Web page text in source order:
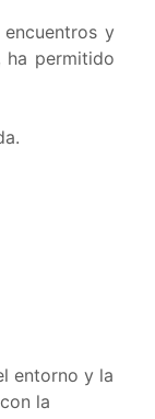
y
ha permitido
entorno y la
la